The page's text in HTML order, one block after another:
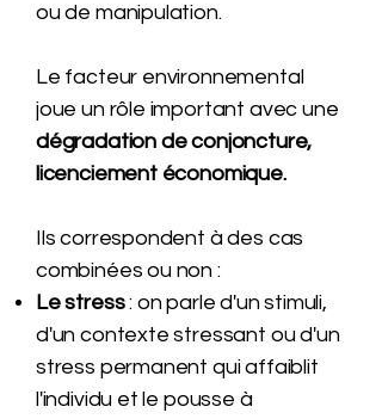
ou de manipulation.
Le facteur environnemental
joue un rôle important avec une
dégradation de conjoncture,
licenciement économique.
Ils correspondent à des cas
combinées ou non :
Le stress: on parle d'un stimuli,
d'un contexte stressant ou d'un
stress permanent qui affaiblit
l'individu et le pousse à